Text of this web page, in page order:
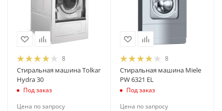
8
Стиральная машина Tolkar
Hydra 30
Под заказ
Цена по запросу
8
Стиральная машина Miele
PW 6321 EL
Под заказ
Цена по запросу